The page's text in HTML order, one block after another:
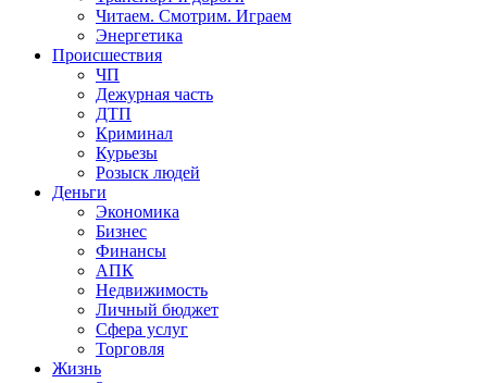
Читаем. Смотрим. Играем
Энергетика
Происшествия
ЧП
Дежурная часть
ДТП
Криминал
Курьезы
Розыск людей
Деньги
Экономика
Бизнес
Финансы
АПК
Недвижимость
Личный бюджет
Сфера услуг
Торговля
Жизнь